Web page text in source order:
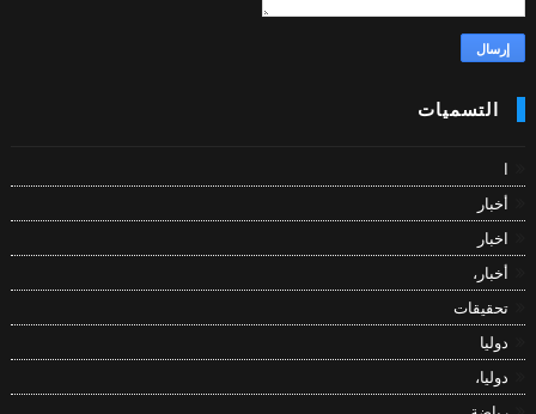
التسميات
أخبار
اخبار
أخبار،
تحقيقات
دوليا
دوليا،